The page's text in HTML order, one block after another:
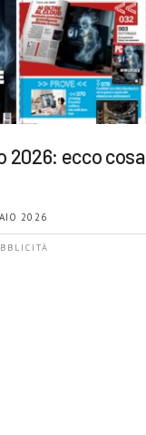
2026: ecco cosa
2026